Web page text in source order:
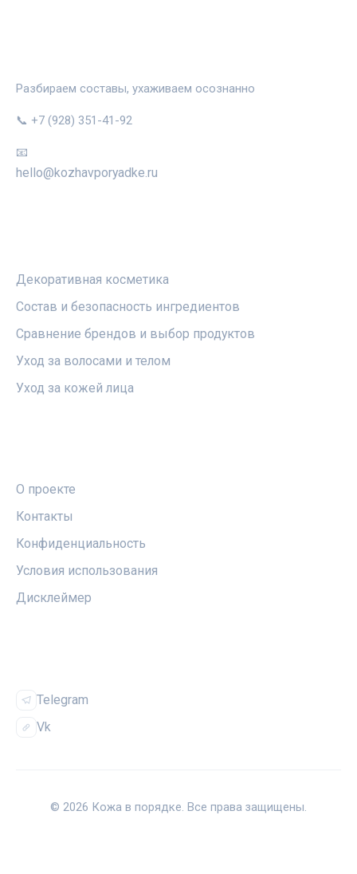
Разбираем составы, ухаживаем осознанно
📞 +7 (928) 351-41-92
📧
hello@kozhavporyadke.ru
Декоративная косметика
Состав и безопасность ингредиентов
Сравнение брендов и выбор продуктов
Уход за волосами и телом
Уход за кожей лица
О проекте
Контакты
Конфиденциальность
Условия использования
Дисклеймер
Telegram
Vk
© 2026 Кожа в порядке. Все права защищены.